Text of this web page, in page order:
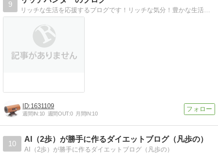
9
リッチな生活を応援するブログです！リッチな気分！豊かな生活のために役立つ情報を、様々な側面からお知らせします。
1631109
週間IN:10 週間OUT:0 月間IN:10
10
AI（2歩）が勝手に作るダイエットブログ（凡歩の）
AI（2歩）が勝手に作るダイエットブログ（凡歩の）